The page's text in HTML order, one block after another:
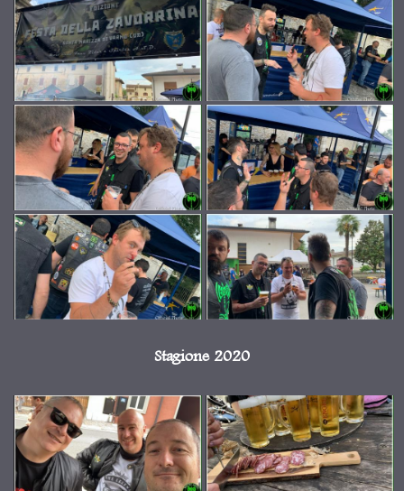
Stagione 2020